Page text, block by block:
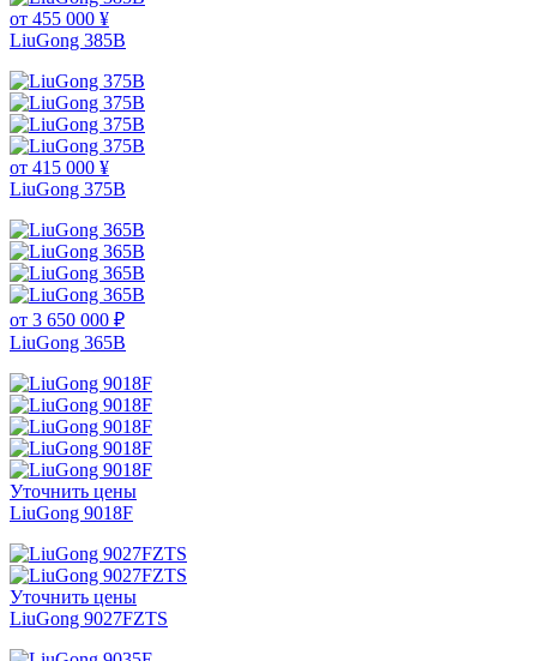
от 455 000 ¥
LiuGong 385B
от 415 000 ¥
LiuGong 375B
от 3 650 000 ₽
LiuGong 365B
Уточнить цены
LiuGong 9018F
Уточнить цены
LiuGong 9027FZTS